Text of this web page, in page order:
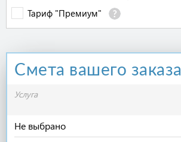
Тариф "Премиум"
-
ИТОГО:
Смета вашего заказа
Услуга
Не выбрано